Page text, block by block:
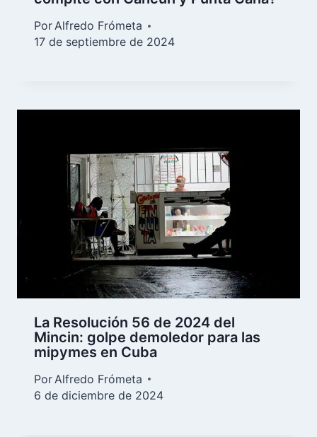
PorAlfredo Frómeta
17 de septiembre de 2024
La Resolución 56 de 2024 del
Mincin: golpe demoledor para las
mipymes en Cuba
Por Alfredo Frómeta
6 de diciembre de 2024